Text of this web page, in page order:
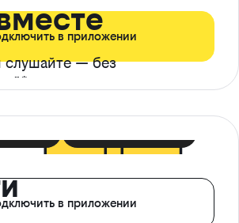
слушайте — без
в приложении
в приложении